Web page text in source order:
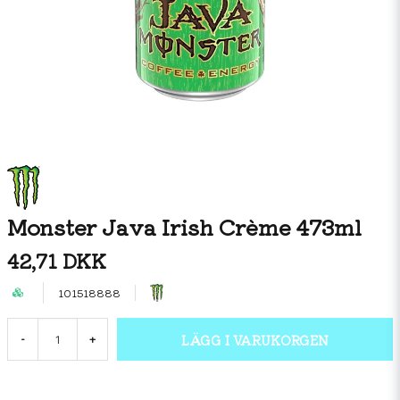
Monster Java Irish Crème 473ml
42,71 DKK
101518888
- + LÄGG I VARUKORGEN